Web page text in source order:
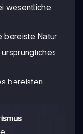
wesentliche
bereiste Natur
bereisten